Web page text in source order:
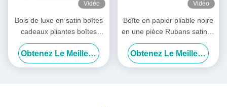
Vidéo
Bois de luxe en satin boîtes
cadeaux pliantes boîtes
d'emballage pliantes pré-
attachées
Obtenez Le Meilleur Prix
Vidéo
Boîte en papier pliable noire
en une pièce Rubans satinés
Luxe Boîtes pliables
blanches
Obtenez Le Meilleur Prix